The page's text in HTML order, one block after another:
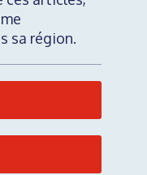
sa région.